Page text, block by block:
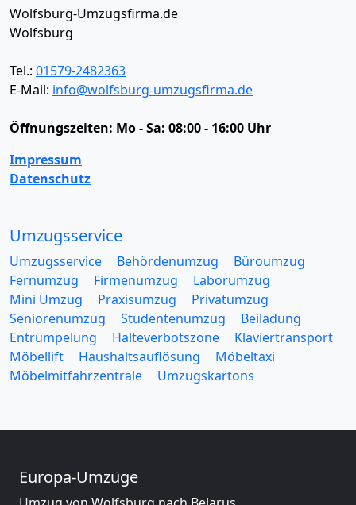
Wolfsburg-Umzugsfirma.de
Wolfsburg
Tel.: 01579-2482363
E-Mail: info@wolfsburg-umzugsfirma.de
Öffnungszeiten: Mo - Sa: 08:00 - 16:00 Uhr
Impressum
Datenschutz
Umzugsservice
Umzugsservice Behördenumzug
Büroumzug
Fernumzug
Firmenumzug
Laborumzug
Mini Umzug
Praxisumzug
Privatumzug
Seniorenumzug
Studentenumzug
Beiladung
Entrümpelung
Halteverbotszone
Klaviertransport
Möbellift
Haushaltsauflösung
Möbeltaxi
Möbelmitfahrzentrale
Umzugskartons
Europa-Umzüge